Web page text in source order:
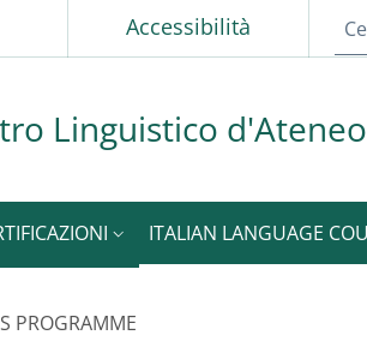
Accessibilità
Linguistico d'Ateneo
ITALIAN LANGUAGE
PROGRAMME